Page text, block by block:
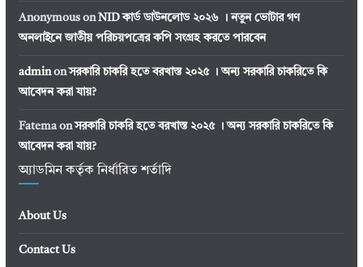
Anonymouson NID কার্ড ডাউনলোড ২০২৬ । নতুন ভোটার গণ
অনলাইনে জাতীয় পরিচয়পত্রের কপি সংগ্রহ করতে পারবেন
adminonসরকারি চাকরি হতে বরখাস্ত ২০২৫ । অন্য সরকারি চাকরিতে কি
আবেদন করা যায়?
Fatemaonসরকারি চাকরি হতে বরখাস্ত ২০২৫ । অন্য সরকারি চাকরিতে কি
আবেদন করা যায়?
অ্যাডমিন কর্তৃক নির্ধারিত শর্তাদি
About Us
Contact Us